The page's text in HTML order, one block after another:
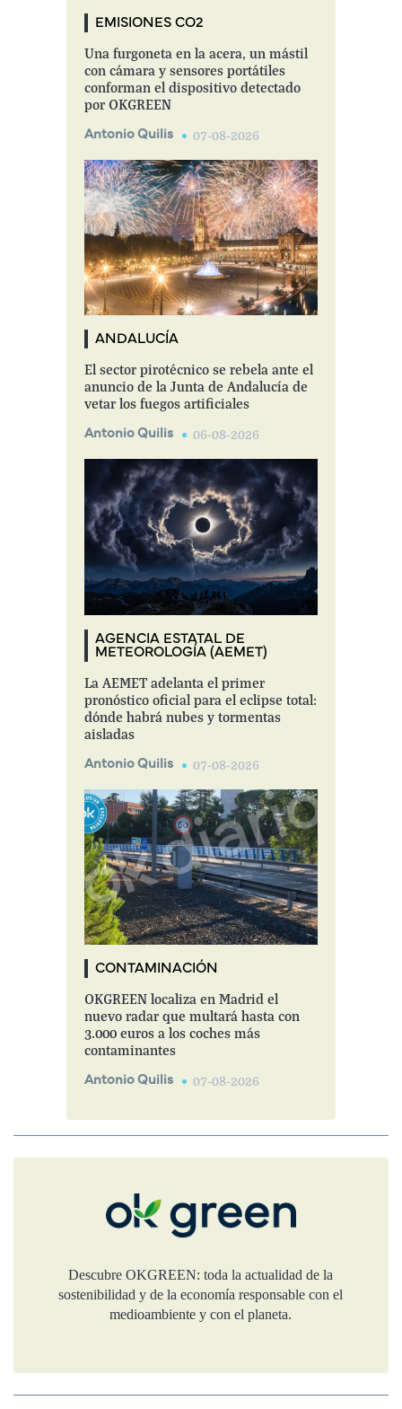
EMISIONES CO2
Una furgoneta en la acera, un mástil
con cámara y sensores portátiles
conforman el dispositivo detectado
por OKGREEN
Antonio Quilis 07-08-2026
ANDALUCÍA
El sector pirotécnico se rebela ante el
anuncio de la Junta de Andalucía de
vetar los fuegos artificiales
Antonio Quilis 06-08-2026
AGENCIA ESTATAL DE
METEOROLOGÍA (AEMET)
La AEMET adelanta el primer
pronóstico oficial para el eclipse total:
dónde habrá nubes y tormentas
aisladas
Antonio Quilis 07-08-2026
CONTAMINACIÓN
OKGREEN localiza en Madrid el
nuevo radar que multará hasta con
3.000 euros a los coches más
contaminantes
Antonio Quilis 07-08-2026
Descubre OKGREEN: toda la actualidad de la
sostenibilidad y de la economía responsable con el
medioambiente y con el planeta.